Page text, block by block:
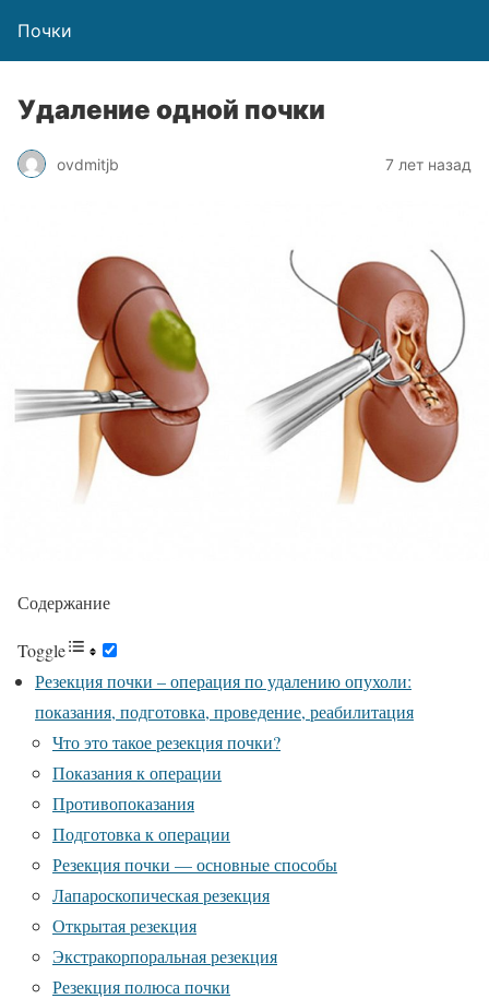
Почки
Удаление одной почки
ovdmitjb 7 лет назад
Содержание
Toggle
Резекция почки – операция по удалению опухоли:
показания, подготовка, проведение, реабилитация
Что это такое резекция почки?
Показания к операции
Противопоказания
Подготовка к операции
Резекция почки — основные способы
Лапароскопическая резекция
Открытая резекция
Экстракорпоральная резекция
Резекция полюса почки